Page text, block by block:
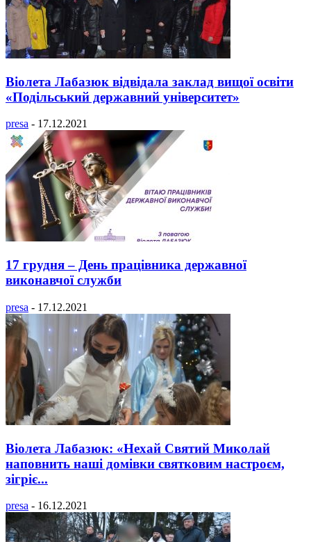
Віолета Лабазюк відвідала заклад вищої освіти
«Подільський державний університет»
presa - 17.12.2021
17 грудня – День працівника державної
виконавчої служби
presa - 17.12.2021
Віолета Лабазюк: «Нехай Святий Миколай
наповнить наші домівки святковим настроєм,
зігріє...
presa - 16.12.2021